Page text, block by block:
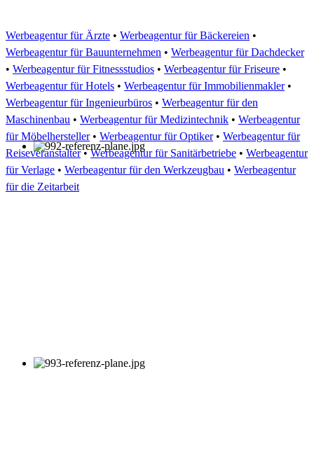
Werbeagentur für Ärzte • Werbeagentur für Bäckereien •
Werbeagentur für Bauunternehmen • Werbeagentur für Dachdecker
• Werbeagentur für Fitnessstudios • Werbeagentur für Friseure •
Werbeagentur für Hotels • Werbeagentur für Immobilienmakler•
Werbeagentur für Ingenieurbüros • Werbeagentur für den
Maschinenbau • Werbeagentur für Medizintechnik • Werbeagentur
für Möbelhersteller• Werbeagentur für Optiker• Werbeagentur für
Reiseveranstalter•Werbeagentur für Sanitärbetriebe • Werbeagentur
für Verlage • Werbeagentur für den Werkzeugbau • Werbeagentur
für die Zeitarbeit